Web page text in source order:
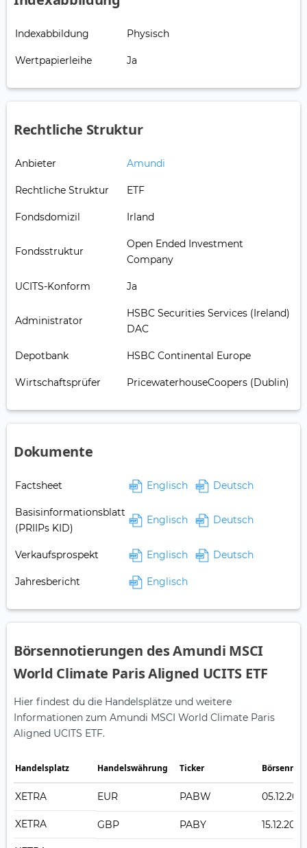
Indexabbildung Physisch
Wertpapierleihe Ja
Rechtliche Struktur
Anbieter Amundi
Rechtliche Struktur ETF
Fondsdomizil Irland
Fondsstruktur
Open Ended Investment
Company
UCITS-Konform Ja
Administrator
HSBC Securities Services (Ireland)
DAC
Depotbank HSBC Continental Europe
Wirtschaftsprüfer PricewaterhouseCoopers (Dublin)
Dokumente
Factsheet Englisch Deutsch
Basisinformationsblatt
(PRIIPs KID)
Englisch Deutsch
Verkaufsprospekt Englisch Deutsch
Jahresbericht Englisch
Börsennotierungen des Amundi MSCI
World Climate Paris Aligned UCITS ETF
Hier findest du die Handelsplätze und weitere
Informationen zum Amundi MSCI World Climate Paris
Aligned UCITS ETF.
Handelsplatz Handelswährung Ticker
XETRA EUR PABW
XETRA GBP PABY 15.12.2023